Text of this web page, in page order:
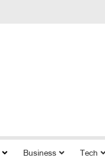
Business Tech